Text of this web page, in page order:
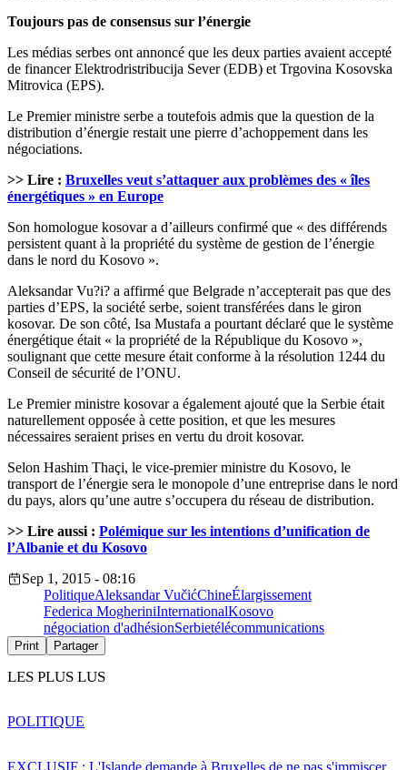
Toujours pas de consensus sur l’énergie
Les médias serbes ont annoncé que les deux parties avaient accepté
de financer Elektrodristribucija Sever (EDB) et Trgovina Kosovska
Mitrovica (EPS).
Le Premier ministre serbe a toutefois admis que la question de la
distribution d’énergie restait une pierre d’achoppement dans les
négociations.
>> Lire : Bruxelles veut s’attaquer aux problèmes des « îles
énergétiques » en Europe
Son homologue kosovar a d’ailleurs confirmé que « des différends
persistent quant à la propriété du système de gestion de l’énergie
dans le nord du Kosovo ».
Aleksandar Vu?i? a affirmé que Belgrade n’accepterait pas que des
parties d’EPS, la société serbe, soient transférées dans le giron
kosovar. De son côté, Isa Mustafa a pourtant déclaré que le système
énergétique était « la propriété de la République du Kosovo »,
soulignant que cette mesure était conforme à la résolution 1244 du
Conseil de sécurité de l’ONU.
Le Premier ministre kosovar a également ajouté que la Serbie était
naturellement opposée à cette position, et que les mesures
nécessaires seraient prises en vertu du droit kosovar.
Selon Hashim Thaçi, le vice-premier ministre du Kosovo, le
transport de l’énergie sera le monopole d’une entreprise dans le nord
du pays, alors qu’une autre s’occupera du réseau de distribution.
>> Lire aussi : Polémique sur les intentions d’unification de
l’Albanie et du Kosovo
Sep 1, 2015 - 08:16
PolitiqueAleksandar VučićChineÉlargissement
Federica MogheriniInternationalKosovo
négociation d'adhésionSerbietélécommunications
Print Partager
LES PLUS LUS
EXCLUSIF : L'Islande demande à Bruxelles de ne pas s'immiscer
POLITIQUE